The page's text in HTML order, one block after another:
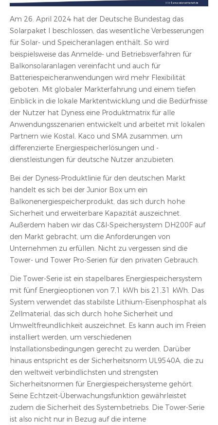
Am 26. April 2024 hat der Deutsche Bundestag das
Solarpaket I beschlossen, das wesentliche Verbesserungen
für Solar- und Speicheranlagen enthält. So wird
beispielsweise das Anmelde- und Betriebsverfahren für
Balkonsolaranlagen vereinfacht und auch für
Batteriespeicheranwendungen wird mehr Flexibilität
geboten. Mit globaler Markterfahrung und einem tiefen
Einblick in die lokale Marktentwicklung und die Bedürfnisse
der Nutzer hat Dyness eine Produktmatrix für alle
Anwendungsszenarien entwickelt und arbeitet mit lokalen
Partnern wie Kostal, Kaco und SMA zusammen, um
differenzierte Energiespeicherlösungen und -
dienstleistungen für deutsche Nutzer anzubieten.
Bei der Dyness-Produktlinie für den deutschen Markt
handelt es sich bei der Junior Box um ein
Balkonenergiespeicherprodukt, das sich durch hohe
Sicherheit und erweiterbare Kapazität auszeichnet.
Außerdem haben wir das C&I-Speichersystem DH200F auf
den Markt gebracht, um die Anforderungen von
Unternehmen zu erfüllen. Nicht zu vergessen sind die
Tower- und Tower Pro-Serien für den privaten Gebrauch.
Die Tower-Serie ist ein stapelbares Energiespeichersystem
mit fünf Energieoptionen von 7,1 kWh bis 21,31 kWh. Das
System verwendet das stabilste Lithium-Eisenphosphat als
Zellmaterial, das sich durch hohe Sicherheit und
Umweltfreundlichkeit auszeichnet. Es kann auch im Freien
installiert werden, um verschiedenen
Installationsbedingungen gerecht zu werden. Darüber
hinaus entspricht es der Sicherheitsnorm UL9540A, die zu
den weltweit verbindlichsten und strengsten
Sicherheitsnormen für Energiespeichersysteme gehört.
Seine Echtzeit-Überwachungsfunktion gewährleistet
zudem die Sicherheit des Systembetriebs. Die Tower-Serie
ist also nicht nur in Bezug auf die interne